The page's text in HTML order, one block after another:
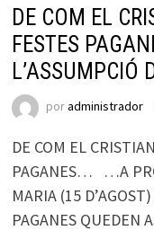
DE COM EL
FESTES
L’ASSUMPCIÓ
poradministrador
DE COM EL
PAGANES… …A
MARIA (15
PAGANES QUEDEN